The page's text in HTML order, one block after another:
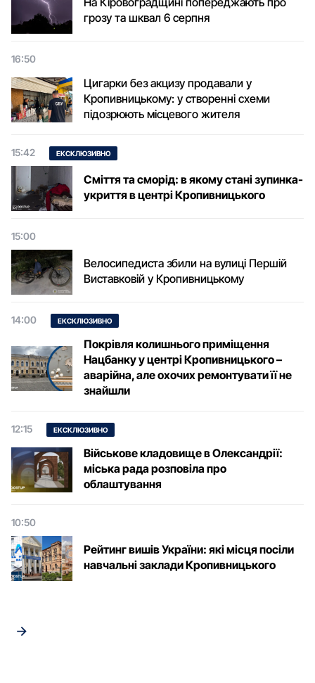
грозу та шквал 6 серпня
16:50
Цигарки без акцизу продавали у
Кропивницькому: у створенні схеми
підозрюють місцевого жителя
15:42 ЕКСКЛЮЗИВНО
Сміття та сморід: в якому стані зупинка-
укриття в центрі Кропивницького
15:00
Велосипедиста збили на вулиці Першій
Виставковій у Кропивницькому
14:00 ЕКСКЛЮЗИВНО
Покрівля колишнього приміщення
Нацбанку у центрі Кропивницького –
аварійна, але охочих ремонтувати її не
знайшли
12:15 ЕКСКЛЮЗИВНО
Військове кладовище в Олександрії:
міська рада розповіла про
облаштування
10:50
Рейтинг вишів України: які місця посіли
навчальні заклади Кропивницького